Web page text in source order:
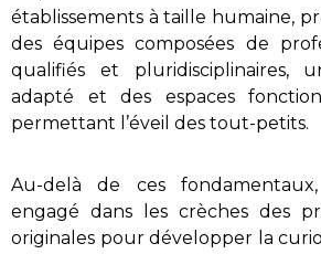
établissements à taille humaine,
des équipes composées de
qualifiés et pluridisciplinaires,
adapté et des espaces
permettant l’éveil des tout-petits.
Au-delà de ces
engagé dans les crèches des
originales pour développer la